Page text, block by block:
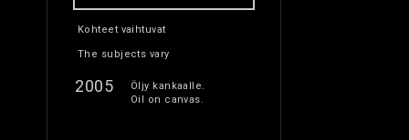
Kohteet vaihtuvat
The subjects vary
2005
Öljy kankaalle.
Oil on canvas.